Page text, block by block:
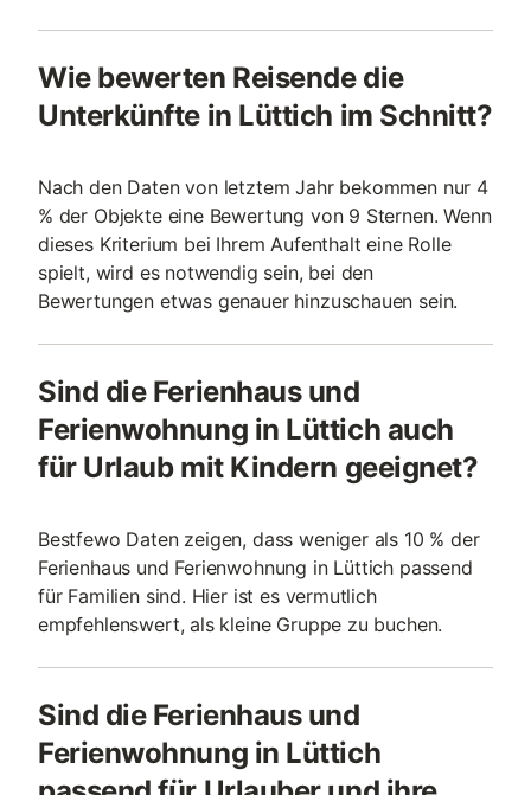
Wie bewerten Reisende die
Unterkünfte in Lüttich im Schnitt?
Nach den Daten von letztem Jahr bekommen nur 4
% der Objekte eine Bewertung von 9 Sternen. Wenn
dieses Kriterium bei Ihrem Aufenthalt eine Rolle
spielt, wird es notwendig sein, bei den
Bewertungen etwas genauer hinzuschauen sein.
Sind die Ferienhaus und
Ferienwohnung in Lüttich auch
für Urlaub mit Kindern geeignet?
Bestfewo Daten zeigen, dass weniger als 10 % der
Ferienhaus und Ferienwohnung in Lüttich passend
für Familien sind. Hier ist es vermutlich
empfehlenswert, als kleine Gruppe zu buchen.
Sind die Ferienhaus und
Ferienwohnung in Lüttich